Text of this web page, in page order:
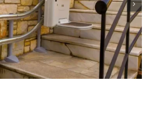
ΣΚΑΛΑΣ ΣΤΗ
ΣΥΜΗ